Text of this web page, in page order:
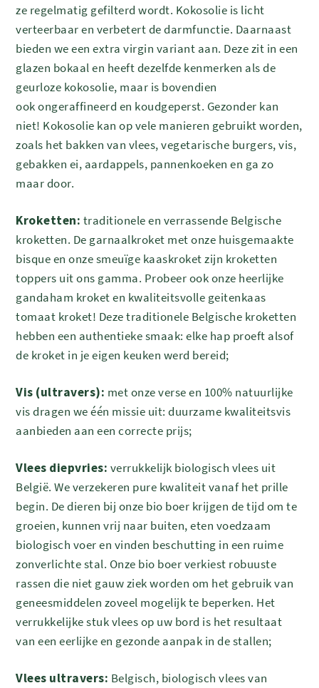
ze regelmatig gefilterd wordt. Kokosolie is licht
verteerbaar en verbetert de darmfunctie. Daarnaast
bieden we een extra virgin variant aan. Deze zit in een
glazen bokaal en heeft dezelfde kenmerken als de
geurloze kokosolie, maar is bovendien
ook ongeraffineerd en koudgeperst. Gezonder kan
niet! Kokosolie kan op vele manieren gebruikt worden,
zoals het bakken van vlees, vegetarische burgers, vis,
gebakken ei, aardappels, pannenkoeken en ga zo
maar door.
Kroketten: traditionele en verrassende Belgische
kroketten. De garnaalkroket met onze huisgemaakte
bisque en onze smeuïge kaaskroket zijn kroketten
toppers uit ons gamma. Probeer ook onze heerlijke
gandaham kroket en kwaliteitsvolle geitenkaas
tomaat kroket! Deze traditionele Belgische kroketten
hebben een authentieke smaak: elke hap proeft alsof
de kroket in je eigen keuken werd bereid;
Vis (ultravers): met onze verse en 100% natuurlijke
vis dragen we één missie uit: duurzame kwaliteitsvis
aanbieden aan een correcte prijs;
Vlees diepvries: verrukkelijk biologisch vlees uit
België. We verzekeren pure kwaliteit vanaf het prille
begin. De dieren bij onze bio boer krijgen de tijd om te
groeien, kunnen vrij naar buiten, eten voedzaam
biologisch voer en vinden beschutting in een ruime
zonverlichte stal. Onze bio boer verkiest robuuste
rassen die niet gauw ziek worden om het gebruik van
geneesmiddelen zoveel mogelijk te beperken. Het
verrukkelijke stuk vlees op uw bord is het resultaat
van een eerlijke en gezonde aanpak in de stallen;
Vlees ultravers: Belgisch, biologisch vlees van